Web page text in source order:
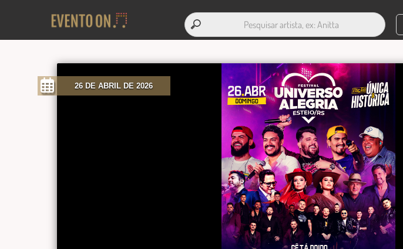
26 DE ABRIL DE 2026